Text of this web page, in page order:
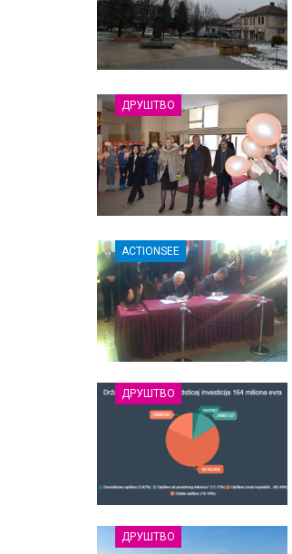
ДРУШТВО
ACTIONSEE
ДРУШТВО
ДРУШТВО